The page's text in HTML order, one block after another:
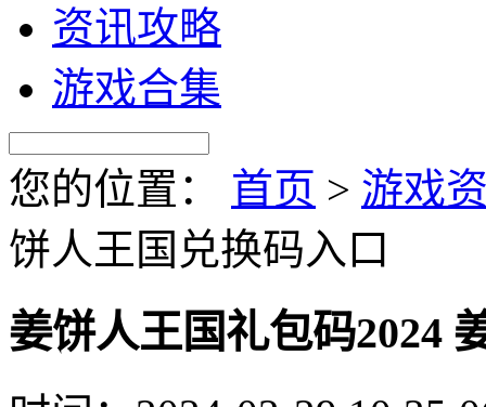
资讯攻略
游戏合集
您的位置： 首页 > 游戏
饼人王国兑换码入口
姜饼人王国礼包码2024